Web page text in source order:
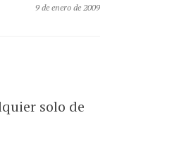
9 de enero de 2009
solo de